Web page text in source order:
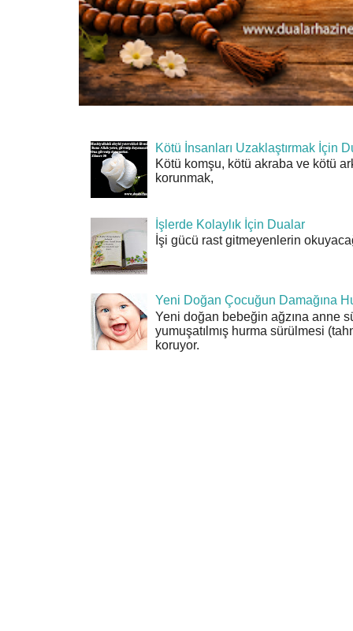
Kötü İnsanları Uzaklaştırmak İçin
Kötü komşu, kötü akraba ve kötü
korunmak,
İşlerde Kolaylık İçin Dualar
İşi gücü rast gitmeyenlerin
Yeni Doğan Çocuğun Damağına
Yeni doğan bebeğin ağzına anne
yumuşatılmış hurma sürülmesi
koruyor.